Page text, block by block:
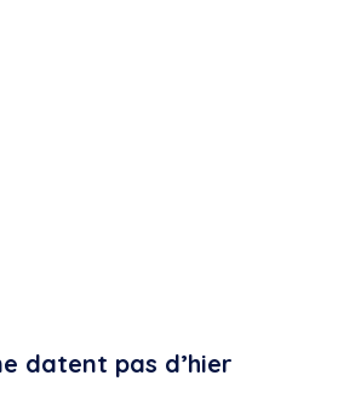
datent pas d’hier